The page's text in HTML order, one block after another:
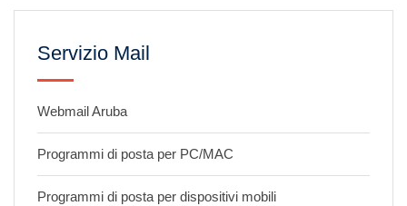
Servizio Mail
Webmail Aruba
Programmi di posta per PC/MAC
Programmi di posta per dispositivi mobili